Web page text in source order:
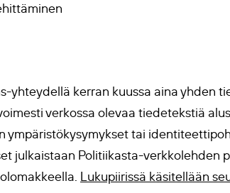
yhteydellä kerran kuussa aina yhden
verkossa olevaa tiedetekstiä
ympäristökysymykset tai
julkaistaan Politiikasta-verkkolehden
Lukupiirissä käsitellään